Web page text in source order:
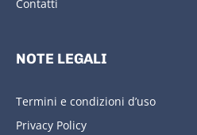
Contatti
NOTE LEGALI
Termini e condizioni d’uso
Privacy Policy